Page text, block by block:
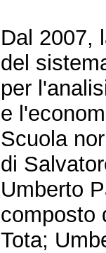
Dal 2007,
del
per
e
Scuola
di
Umberto
composto
Tota;